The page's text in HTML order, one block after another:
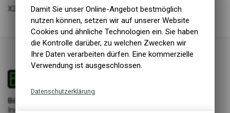
X20 & X30 System
Bike & Dive GmbH
Industriestrasse 17
Damit Sie unser Online-Angebot bestmöglich
nutzen können, setzen wir auf unserer Website
Cookies und ähnliche Technologien ein. Sie haben
die Kontrolle darüber, zu welchen Zwecken wir
Ihre Daten verarbeiten dürfen. Eine kommerzielle
Verwendung ist ausgeschlossen.
Datenschutzerklärung